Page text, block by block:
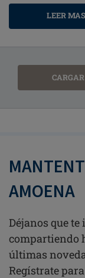
LEER MAS
AMOENA
Déjanos que
compartiendo
últimas
Regístrate